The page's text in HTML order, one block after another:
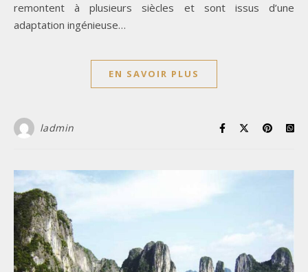
remontent à plusieurs siècles et sont issus d’une
adaptation ingénieuse…
EN SAVOIR PLUS
ladmin